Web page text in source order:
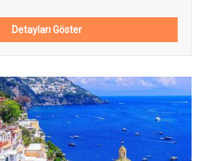
Detayları Göster